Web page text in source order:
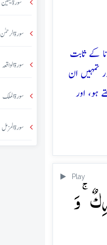
کے ثابت
تمہیں ان
ہو، اور
Play
وَ
سورۃ یٰسین
سورۃ الرحمٰن
سورۃ الواقعہ
سورۃ الملک
سورۃ المزمل